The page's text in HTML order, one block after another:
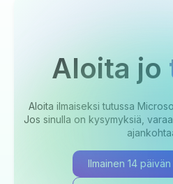
Aloita jo
Aloita ilmaiseksi tutussa
Jos sinulla on kysymyksiä,
Ilmainen 14